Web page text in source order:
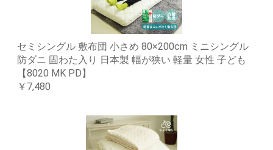
セミシングル 敷布団 小さめ 80×200cm ミニシングル
防ダニ 固わた入り 日本製 幅が狭い 軽量 女性 子ども
【8020 MK PD】
￥7,480